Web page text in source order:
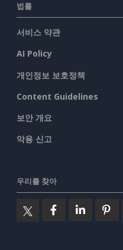
법률
서비스 약관
AI Policy
개인정보 보호정책
Content Guidelines
보안 개요
악용 신고
우리를 찾아